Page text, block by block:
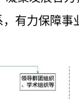
有力保障事